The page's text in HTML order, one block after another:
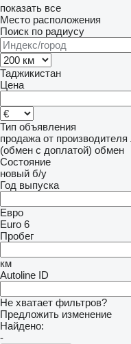
показать все
Место расположения
Поиск по радиусу
Таджикистан
Цена
Тип объявления
продажа от производителя
(обмен с доплатой) обмен
Состояние
новый б/у
Год выпуска
Евро
Euro 6
Пробег
км
Autoline ID
Не хватает фильтров?
Предложить изменение
Найдено:
-